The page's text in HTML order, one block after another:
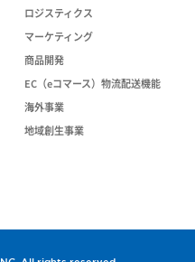
ロジスティクス
マーケティング
商品開発
EC（eコマース）物流配送機能
海外事業
地域創生事業